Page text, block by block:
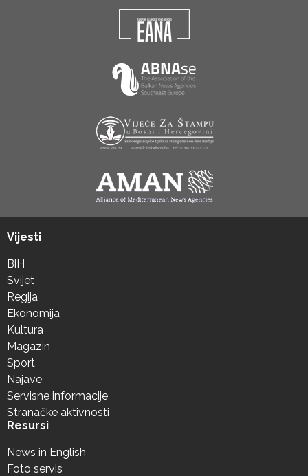
Vijesti
BiH
Svijet
Regija
Ekonomija
Kultura
Magazin
Sport
Najave
Servisne informacije
Stranačke aktivnosti
Resursi
News in English
Foto servis